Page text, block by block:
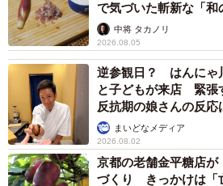
たっぷりのエビと卵黄が乗った「エビ７」（
で気づいた斬新な「和
中将 タカノリ
2026.08.05
逆参観日？ はんにゃ
と子どもが来店 緊張
反抗期の娘さんの反応
まいどなメディア
2026.08.02
京都の老舗金平糖店
づくり きっかけは「